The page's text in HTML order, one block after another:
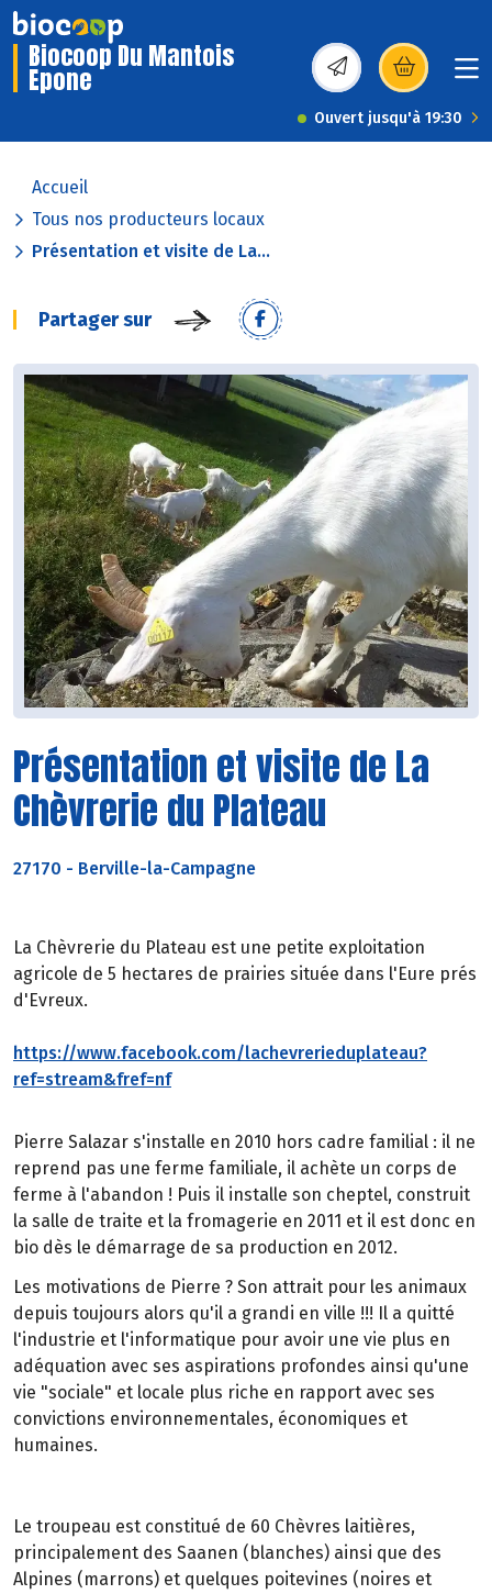
Biocoop Du Mantois
Epone (s’ouvre dans une
Ouvert jusqu'à 19:30
Accueil
Tous nos producteurs locaux
Présentation et visite de La...
Partager sur
Présentation et visite de La
Chèvrerie du Plateau
27170 - Berville-la-Campagne
La Chèvrerie du Plateau est une petite exploitation
agricole de 5 hectares de prairies située dans l'Eure prés
d'Evreux.
https://www.facebook.com/lachevrerieduplateau?
ref=stream&fref=nf
Pierre Salazar s'installe en 2010 hors cadre familial : il ne
reprend pas une ferme familiale, il achète un corps de
ferme à l'abandon ! Puis il installe son cheptel, construit
la salle de traite et la fromagerie en 2011 et il est donc en
bio dès le démarrage de sa production en 2012.
Les motivations de Pierre ? Son attrait pour les animaux
depuis toujours alors qu'il a grandi en ville !!! Il a quitté
l'industrie et l'informatique pour avoir une vie plus en
adéquation avec ses aspirations profondes ainsi qu'une
vie "sociale" et locale plus riche en rapport avec ses
convictions environnementales, économiques et
humaines.
Le troupeau est constitué de 60 Chèvres laitières,
principalement des Saanen (blanches) ainsi que des
Alpines (marrons) et quelques poitevines (noires et